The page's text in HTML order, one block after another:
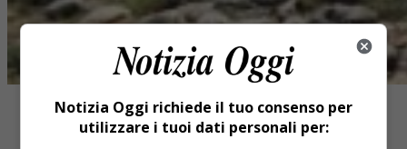
Notizia Oggi richiede il tuo consenso per
utilizzare i tuoi dati personali per: